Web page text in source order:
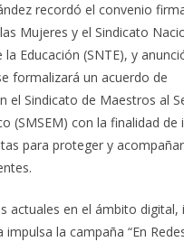
recordó el convenio
Mujeres y el Sindicato
Educación (SNTE), y
formalizará un acuerdo de
el Sindicato de Maestros al
(SMSEM) con la finalidad de
para proteger y
actuales en el ámbito digital,
impulsa la campaña “En